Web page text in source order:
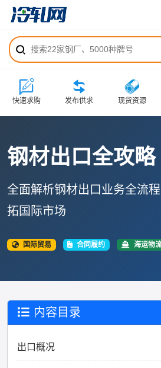
快速求购 发布供求 现货资源
钢材出口全攻略
全面解析钢材出口业务全流
拓国际市场
国际贸易 合同履约 海运物
内容目录
出口概况